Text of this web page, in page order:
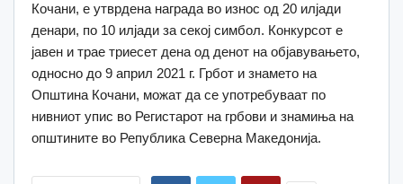
Кочани, е утврдена награда во износ од 20 илјади
денари, по 10 илјади за секој симбол. Конкурсот е
јавен и трае триесет дена од денот на објавувањето,
односно до 9 април 2021 г. Грбот и знамето на
Општина Кочани, можат да се употребуваат по
нивниот упис во Регистарот на грбови и знамиња на
општините во Република Северна Македонија.